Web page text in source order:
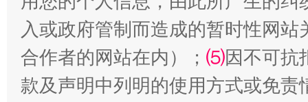
揭批美国五大"原罪" "炒
入或政府管制而造成的暂时性网
合作者的网站在内）； ⑸因不可抗
款及声明中列明的使用方式或免责